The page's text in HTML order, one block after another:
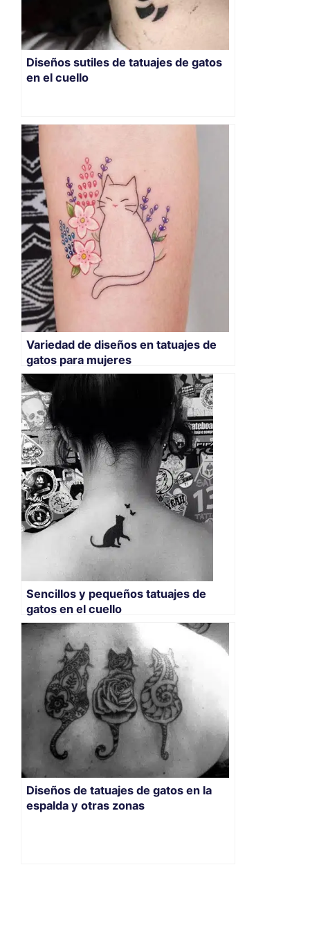
Diseños sutiles de tatuajes de gatos
en el cuello
Variedad de diseños en tatuajes de
gatos para mujeres
Sencillos y pequeños tatuajes de
gatos en el cuello
Diseños de tatuajes de gatos en la
espalda y otras zonas